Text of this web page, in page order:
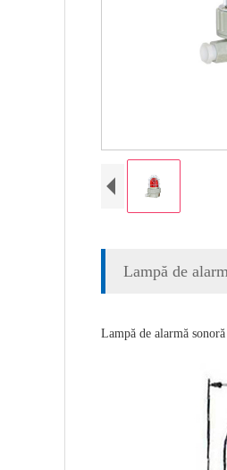
Lampă de
Lampă de alarmă